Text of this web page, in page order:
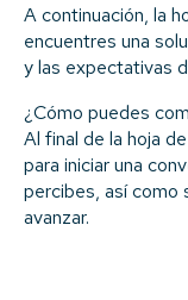
A continuación, la
encuentres una
y las expectativas
¿Cómo puedes
Al final de la hoja
para iniciar una
percibes, así como
avanzar.